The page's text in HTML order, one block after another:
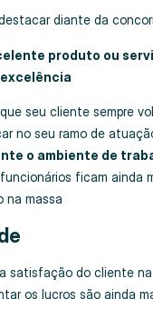
diante da
produto ou
seu cliente sempre
no seu ramo de
o ambiente de
ficam ainda
na massa
satisfação do cliente na
os lucros são ainda